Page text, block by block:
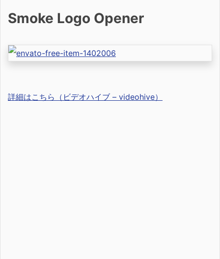
Smoke Logo Opener
詳細はこちら（ビデオハイブ – videohive）